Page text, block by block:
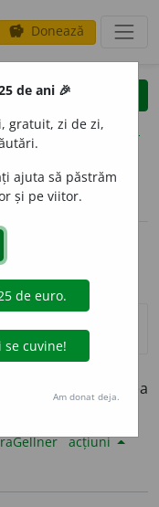
savings Donează
clear
opțiuni
prin fermentarea
Din
acțiuni
de ani 🎉
gratuit, zi de zi,
ajuta să păstrăm
și pe viitor.
Am donat deja.